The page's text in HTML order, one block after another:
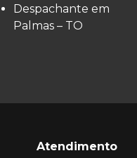
Despachante em
Palmas – TO
Atendimento